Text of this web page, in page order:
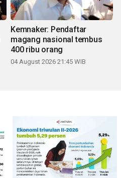
Kemnaker: Pendaftar
magang nasional tembus
400 ribu orang
04 August 2026 21:45 WIB